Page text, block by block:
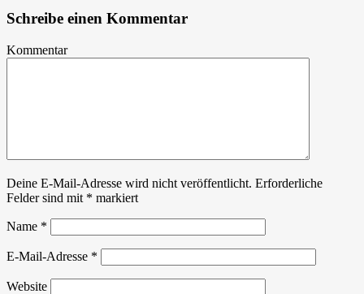
Schreibe einen Kommentar
Kommentar
Deine E-Mail-Adresse wird nicht veröffentlicht. Erforderliche
Felder sind mit * markiert
Name *
E-Mail-Adresse *
Website